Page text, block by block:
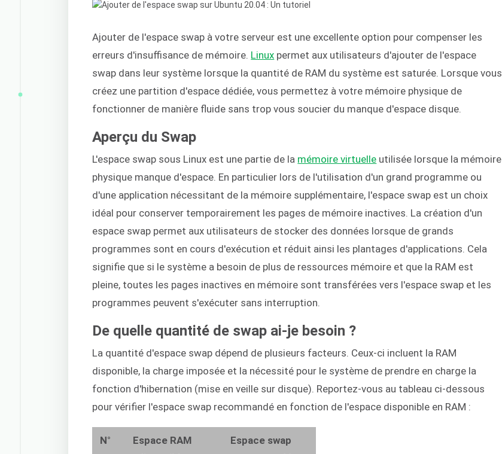
Ajouter de l'espace swap à votre serveur est une excellente option pour compenser les
erreurs d'insuffisance de mémoire. Linux permet aux utilisateurs d'ajouter de l'espace
swap dans leur système lorsque la quantité de RAM du système est saturée. Lorsque vous
créez une partition d'espace dédiée, vous permettez à votre mémoire physique de
fonctionner de manière fluide sans trop vous soucier du manque d'espace disque.
Aperçu du Swap
L'espace swap sous Linux est une partie de la mémoire virtuelle utilisée lorsque la mémoire
physique manque d'espace. En particulier lors de l'utilisation d'un grand programme ou
d'une application nécessitant de la mémoire supplémentaire, l'espace swap est un choix
idéal pour conserver temporairement les pages de mémoire inactives. La création d'un
espace swap permet aux utilisateurs de stocker des données lorsque de grands
programmes sont en cours d'exécution et réduit ainsi les plantages d'applications. Cela
signifie que si le système a besoin de plus de ressources mémoire et que la RAM est
pleine, toutes les pages inactives en mémoire sont transférées vers l'espace swap et les
programmes peuvent s'exécuter sans interruption.
De quelle quantité de swap ai-je besoin ?
La quantité d'espace swap dépend de plusieurs facteurs. Ceux-ci incluent la RAM
disponible, la charge imposée et la nécessité pour le système de prendre en charge la
fonction d'hibernation (mise en veille sur disque). Reportez-vous au tableau ci-dessous
pour vérifier l'espace swap recommandé en fonction de l'espace disponible en RAM :
N°
Espace RAM
Espace swap